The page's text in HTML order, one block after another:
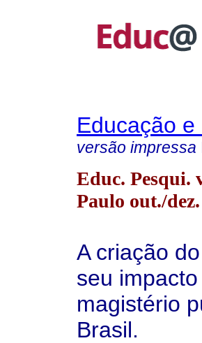
Educação
versão impressa
Educ. Pesqui.
Paulo out./
A criação
seu
magistério
Brasil.